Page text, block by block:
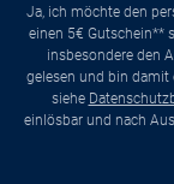
Ja, ich möchte den
einen 5€ Gutschein**
insbesondere den
gelesen und bin damit
siehe
einlösbar und nach